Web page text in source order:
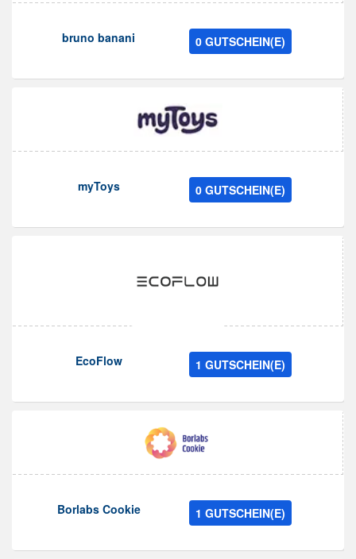
bruno banani 0 GUTSCHEIN(E)
myToys 0 GUTSCHEIN(E)
EcoFlow 1 GUTSCHEIN(E)
Borlabs Cookie 1 GUTSCHEIN(E)